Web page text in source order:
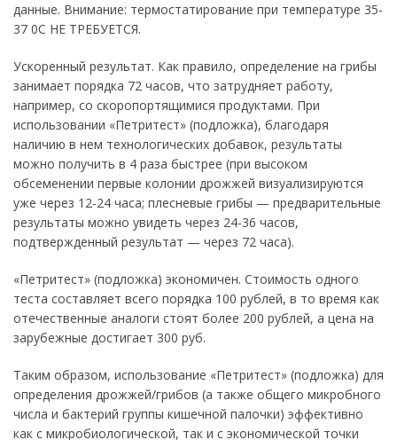
данные. Внимание: термостатирование при температуре 35-
37 0С НЕ ТРЕБУЕТСЯ.
Ускоренный результат. Как правило, определение на грибы
занимает порядка 72 часов, что затрудняет работу,
например, со скоропортящимися продуктами. При
использовании «Петритест» (подложка), благодаря
наличию в нем технологических добавок, результаты
можно получить в 4 раза быстрее (при высоком
обсеменении первые колонии дрожжей визуализируются
уже через 12-24 часа; плесневые грибы — предварительные
результаты можно увидеть через 24-36 часов,
подтвержденный результат — через 72 часа).
«Петритест» (подложка) экономичен. Стоимость одного
теста составляет всего порядка 100 рублей, в то время как
отечественные аналоги стоят более 200 рублей, а цена на
зарубежные достигает 300 руб.
Таким образом, использование «Петритест» (подложка) для
определения дрожжей/грибов (а также общего микробного
числа и бактерий группы кишечной палочки) эффективно
как с микробиологической, так и с экономической точки